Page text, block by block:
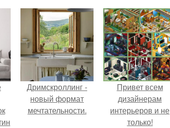
Дримскроллинг -
новый формат
мечтательности.
Привет всем
дизайнерам
интерьеров и не
только!